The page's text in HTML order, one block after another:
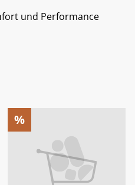
und Performance
%